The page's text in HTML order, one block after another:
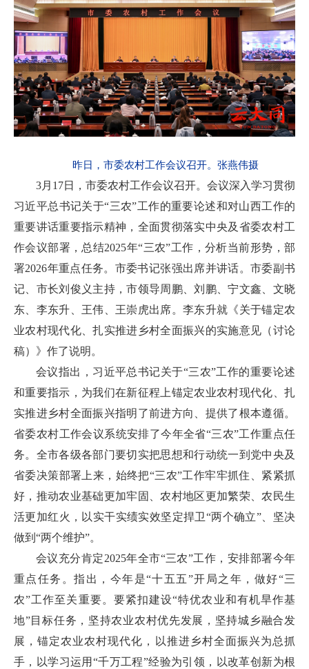
昨日，市委农村工作会议召开。张燕伟摄
3月17日，市委农村工作会议召开。会议深入学习贯彻
习近平总书记关于“三农”工作的重要论述和对山西工作的
重要讲话重要指示精神，全面贯彻落实中央及省委农村工
作会议部署，总结2025年“三农”工作，分析当前形势，部
署2026年重点任务。市委书记张强出席并讲话。市委副书
记、市长刘俊义主持，市领导周鹏、刘鹏、宁文鑫、文晓
东、李东升、王伟、王崇虎出席。李东升就《关于锚定农
业农村现代化、扎实推进乡村全面振兴的实施意见（讨论
稿）》作了说明。
会议指出，习近平总书记关于“三农”工作的重要论述
和重要指示，为我们在新征程上锚定农业农村现代化、扎
实推进乡村全面振兴指明了前进方向、提供了根本遵循。
省委农村工作会议系统安排了今年全省“三农”工作重点任
务。全市各级各部门要切实把思想和行动统一到党中央及
省委决策部署上来，始终把“三农”工作牢牢抓住、紧紧抓
好，推动农业基础更加牢固、农村地区更加繁荣、农民生
活更加红火，以实干实绩实效坚定捍卫“两个确立”、坚决
做到“两个维护”。
会议充分肯定2025年全市“三农”工作，安排部署今年
重点任务。指出，今年是“十五五”开局之年，做好“三
农”工作至关重要。要紧扣建设“特优农业和有机旱作基
地”目标任务，坚持农业农村优先发展，坚持城乡融合发
展，锚定农业农村现代化，以推进乡村全面振兴为总抓
手，以学习运用“千万工程”经验为引领，以改革创新为根